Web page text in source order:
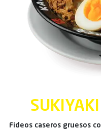
Fideos caseros gruesos